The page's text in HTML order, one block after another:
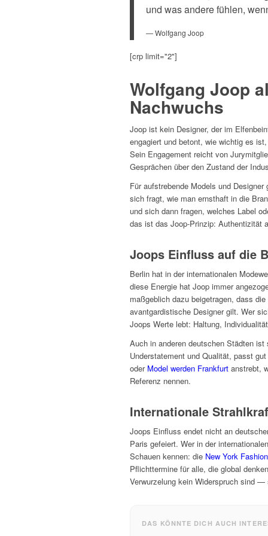
und was andere fühlen,
— Wolfgang Joop
[crp limit="2"]
Wolfgang Joop
Nachwuchs
Joop ist kein Designer, der im
engagiert und betont, wie wichtig es
Sein Engagement reicht von
Gesprächen über den Zustand der
Für aufstrebende Models und
sich fragt, wie man ernsthaft in die
und sich dann fragen, welches Label
das ist das Joop-Prinzip: Authentizität
Joops Einfluss auf die
Berlin hat in der internationalen
diese Energie hat Joop immer
maßgeblich dazu beigetragen, dass die
avantgardistische Designer gilt. Wer
Joops Werte lebt: Haltung,
Auch in anderen deutschen Städten
Understatement und Qualität, passt
oder Model werden Frankfurt anstrebt,
Referenz nennen.
Internationale
Joops Einfluss endet nicht an
Paris gefeiert. Wer in der
Schauen kennen: die New York
Pflichttermine für alle, die global
Verwurzelung kein Widerspruch sind
DAS KÖNNTE DICH AUCH